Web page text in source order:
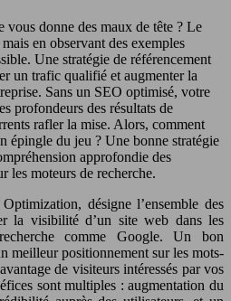
vous donne des maux de tête ? Le
en observant des exemples
Une stratégie de référencement
un trafic qualifié et augmenter la
Sans un SEO optimisé, votre
profondeurs des résultats de
rafler la mise. Alors, comment
épingle du jeu ? Une bonne stratégie
approfondie des
les moteurs de recherche.
désigne l’ensemble des
la visibilité d’un site web dans les
comme Google. Un bon
meilleur positionnement sur les mots-
de visiteurs intéressés par vos
sont multiples : augmentation du